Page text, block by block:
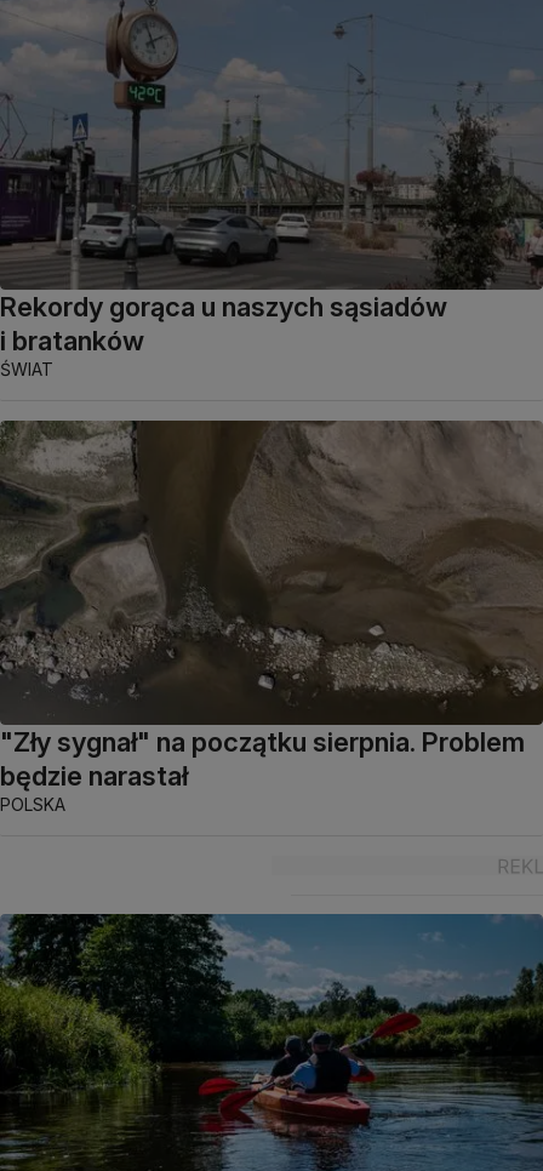
Rekordy gorąca u naszych sąsiadów
i bratanków
ŚWIAT
"Zły sygnał" na początku sierpnia. Problem
będzie narastał
POLSKA